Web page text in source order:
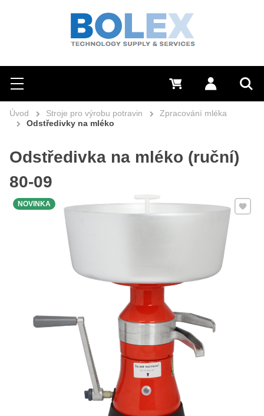
Hledat
Menu Přihlásit se
0 Kč
Úvod Stroje pro výrobu potravin
Zpracování mléka
Odstředivky na mléko
Odstředivka na mléko (ruční)
80-09
Přidat
NOVINKA